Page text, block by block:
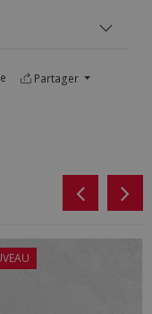
Partager